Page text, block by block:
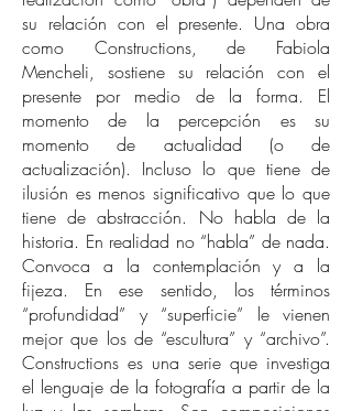
su relación con el presente. Una obra
como Constructions, de Fabiola
Mencheli, sostiene su relación con el
presente por medio de la forma. El
momento de la percepción es su
momento de actualidad (o de
actualización). Incluso lo que tiene de
ilusión es menos significativo que lo que
tiene de abstracción. No habla de la
historia. En realidad no “habla” de nada.
Convoca a la contemplación y a la
fijeza. En ese sentido, los términos
“profundidad” y “superficie” le vienen
mejor que los de “escultura” y “archivo”.
Constructions es una serie que investiga
el lenguaje de la fotografía a partir de la